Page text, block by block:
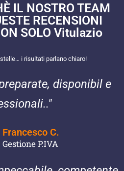
IL NOSTRO TEAM
RECENSIONI
SOLO Vitulazio
i risultati parlano chiaro!
disponibil e
Francesco C.
Gestione P.IVA